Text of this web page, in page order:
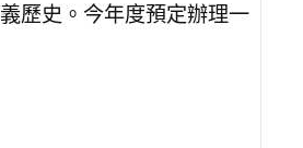
歷史。今年度預定辦理一